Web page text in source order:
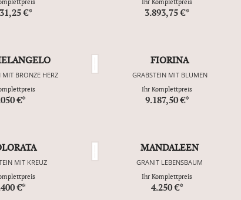
€* 3.893,75 €*
MIT BRONZE HERZ
€*
FIORINA
GRABSTEIN MIT BLUMEN
Ihr Komplettpreis
9.187,50 €*
MIT KREUZ
€*
MANDALEEN
GRANIT LEBENSBAUM
Ihr Komplettpreis
4.250 €*